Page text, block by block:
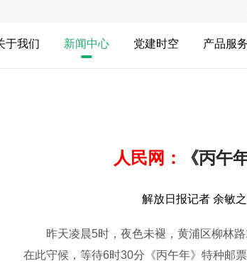
于我们 新闻中心 党建时空 产品服务
人民网： 《丙午
解放日报记者 余敏
昨天凌晨5时，夜色未褪，黄浦区柳林路
在此守候，等待6时30分《丙午年》特种邮票